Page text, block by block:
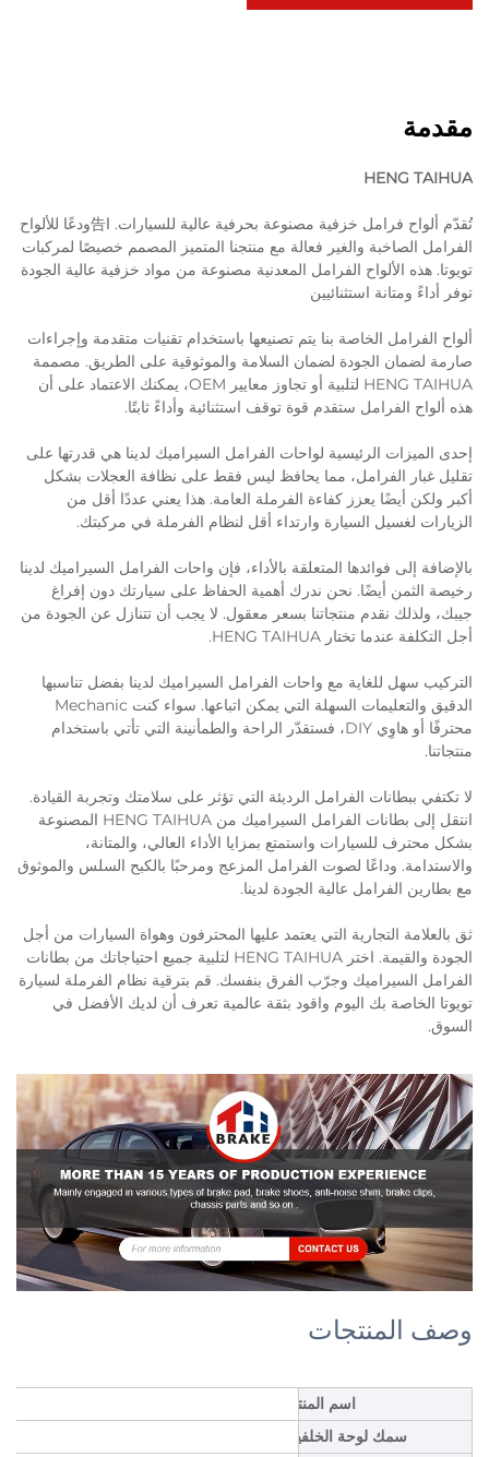
مقدمة
HENG TAIHUA
تُقدّم ألواح فرامل خزفية مصنوعة بحرفية عالية للسيارات. ا告ودعًا للألواح
الفرامل الصاخبة والغير فعالة مع منتجنا المتميز المصمم خصيصًا لمركبات
تويوتا. هذه الألواح الفرامل المعدنية مصنوعة من مواد خزفية عالية الجودة
توفر أداءً ومتانة استثنائيين
ألواح الفرامل الخاصة بنا يتم تصنيعها باستخدام تقنيات متقدمة وإجراءات
صارمة لضمان الجودة لضمان السلامة والموثوقية على الطريق. مصممة
HENG TAIHUA
لتلبية أو تجاوز معايير OEM، يمكنك الاعتماد على أن
هذه ألواح الفرامل ستقدم قوة توقف استثنائية وأداءً ثابتًا.
إحدى الميزات الرئيسية لواحات الفرامل السيراميك لدينا هي قدرتها على
تقليل غبار الفرامل، مما يحافظ ليس فقط على نظافة العجلات بشكل
أكبر ولكن أيضًا يعزز كفاءة الفرملة العامة. هذا يعني عددًا أقل من
الزيارات لغسيل السيارة وارتداء أقل لنظام الفرملة في مركبتك.
بالإضافة إلى فوائدها المتعلقة بالأداء، فإن واحات الفرامل السيراميك لدينا
رخيصة الثمن أيضًا. نحن ندرك أهمية الحفاظ على سيارتك دون إفراغ
جيبك، ولذلك نقدم منتجاتنا بسعر معقول. لا يجب أن تتنازل عن الجودة من
أجل التكلفة عندما تختار HENG TAIHUA.
التركيب سهل للغاية مع واحات الفرامل السيراميك لدينا بفضل تناسبها
الدقيق والتعليمات السهلة التي يمكن اتباعها. سواء كنت Mechanic
محترفًا أو هاوِي DIY، فستقدّر الراحة والطمأنينة التي تأتي باستخدام
منتجاتنا.
لا تكتفي ببطانات الفرامل الرديئة التي تؤثر على سلامتك وتجربة القيادة.
انتقل إلى بطانات الفرامل السيراميك من HENG TAIHUA المصنوعة
بشكل محترف للسيارات واستمتع بمزايا الأداء العالي، والمتانة،
والاستدامة. وداعًا لصوت الفرامل المزعج ومرحبًا بالكبح السلس والموثوق
مع بطارين الفرامل عالية الجودة لدينا.
ثق بالعلامة التجارية التي يعتمد عليها المحترفون وهواة السيارات من أجل
الجودة والقيمة. اختر HENG TAIHUA لتلبية جميع احتياجاتك من بطانات
الفرامل السيراميك وجرّب الفرق بنفسك. قم بترقية نظام الفرملة لسيارة
تويوتا الخاصة بك اليوم واقود بثقة عالمية تعرف أن لديك الأفضل في
السوق.
وصف المنتجات
اسم المنتج
سمك لوحة الخلفية